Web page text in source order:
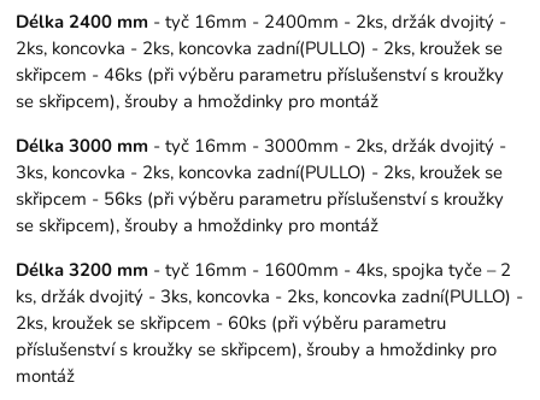
Délka 2400 mm - tyč 16mm - 2400mm - 2ks, držák dvojitý -
2ks, koncovka - 2ks, koncovka zadní(PULLO) - 2ks, kroužek se
skřipcem - 46ks (při výběru parametru příslušenství s kroužky
se skřipcem), šrouby a hmoždinky pro montáž
Délka 3000 mm - tyč 16mm - 3000mm - 2ks, držák dvojitý -
3ks, koncovka - 2ks, koncovka zadní(PULLO) - 2ks, kroužek se
skřipcem - 56ks (při výběru parametru příslušenství s kroužky
se skřipcem), šrouby a hmoždinky pro montáž
Délka 3200 mm - tyč 16mm - 1600mm - 4ks, spojka tyče – 2
ks, držák dvojitý - 3ks, koncovka - 2ks, koncovka zadní(PULLO) -
2ks, kroužek se skřipcem - 60ks (při výběru parametru
příslušenství s kroužky se skřipcem), šrouby a hmoždinky pro
montáž